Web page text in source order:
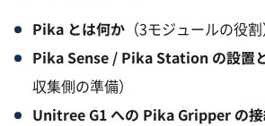
Pika とは何か （3モジュールの役割
Pika Sense / Pika Station の設置
収集側の準備）
Unitree G1 への Pika Gripper の